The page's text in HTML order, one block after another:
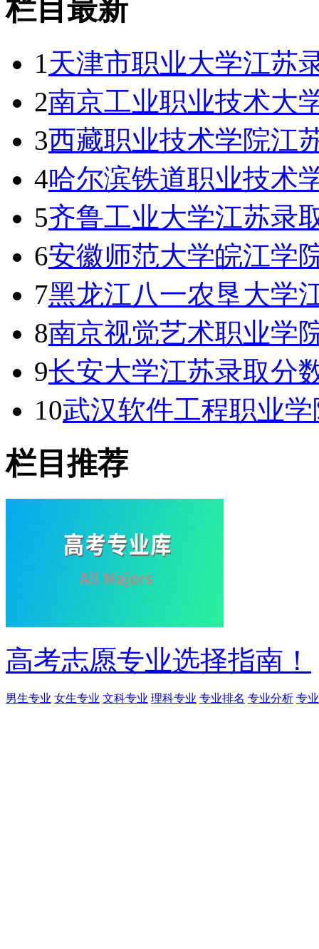
栏目最新
1 天津市职业大学江苏
2南京工业职业技术大
3西藏职业技术学院江
4哈尔滨铁道职业技术
5齐鲁工业大学江苏录
6安徽师范大学皖江学
7黑龙江八一农垦大学
8南京视觉艺术职业学
9长安大学江苏录取分
10武汉软件工程职业
栏目推荐
高考志愿专业选择指南！
男生专业 女生专业 文科专业 理科专业 专业排名 专业分析 专